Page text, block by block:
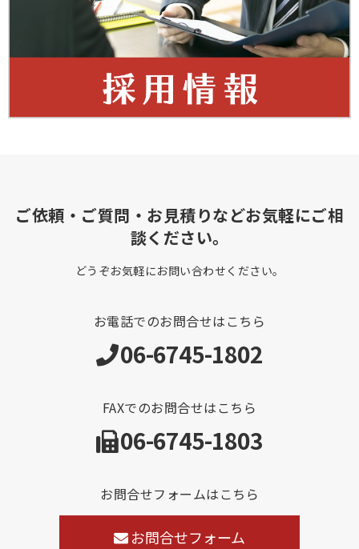
ご依頼・ご質問・お見積りなどお気軽にご相
談ください。
どうぞお気軽にお問い合わせください。
お電話でのお問合せはこちら
06-6745-1802
FAXでのお問合せはこちら
06-6745-1803
お問合せフォームはこちら
お問合せフォーム